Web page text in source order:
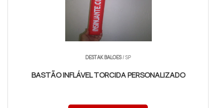
DESTAK BALOES/ SP
BASTÃO INFLÁVEL TORCIDA PERSONALIZADO